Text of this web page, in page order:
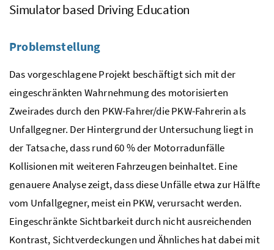
Simulator based Driving Education
Problemstellung
Das vorgeschlagene Projekt beschäftigt sich mit der
eingeschränkten Wahrnehmung des motorisierten
Zweirades durch den PKW-Fahrer/die PKW-Fahrerin als
Unfallgegner. Der Hintergrund der Untersuchung liegt in
der Tatsache, dass rund 60 % der Motorradunfälle
Kollisionen mit weiteren Fahrzeugen beinhaltet. Eine
genauere Analyse zeigt, dass diese Unfälle etwa zur Hälfte
vom Unfallgegner, meist ein PKW, verursacht werden.
Eingeschränkte Sichtbarkeit durch nicht ausreichenden
Kontrast, Sichtverdeckungen und Ähnliches hat dabei mit